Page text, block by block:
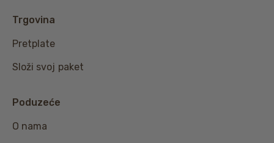
Trgovina
Pretplate
Složi svoj paket
Poduzeće
O nama